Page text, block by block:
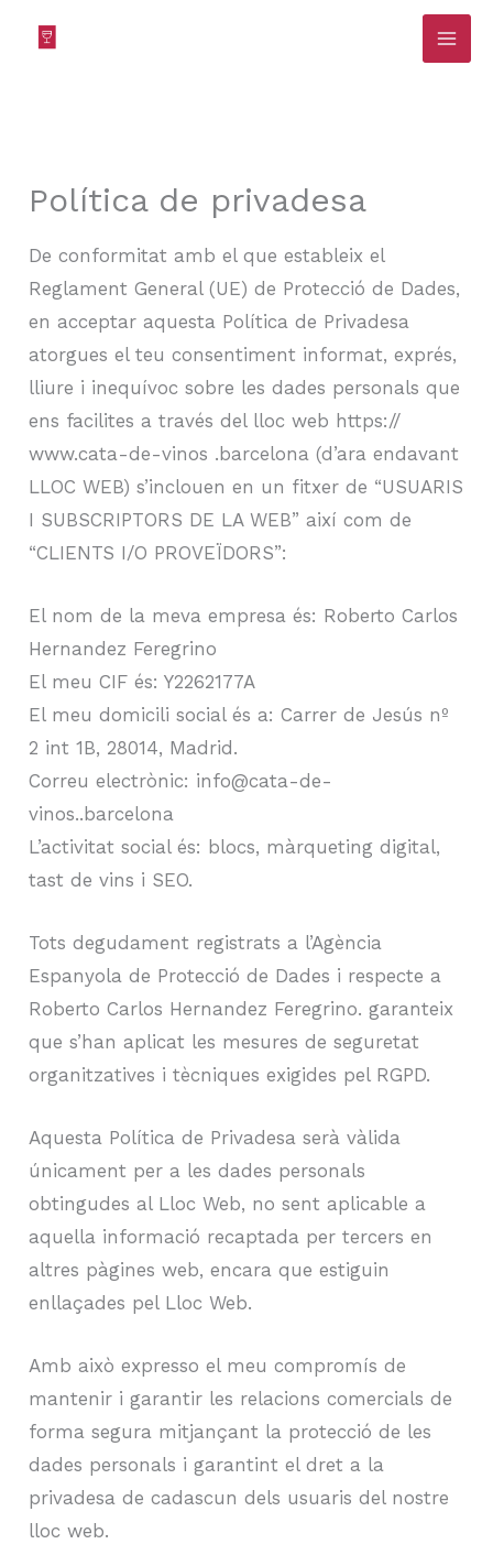
Política de privadesa
De conformitat amb el que estableix el
Reglament General (UE) de Protecció de Dades,
en acceptar aquesta Política de Privadesa
atorgues el teu consentiment informat, exprés,
lliure i inequívoc sobre les dades personals que
ens facilites a través del lloc web https://
www.cata-de-vinos .barcelona (d’ara endavant
LLOC WEB) s’inclouen en un fitxer de “USUARIS
I SUBSCRIPTORS DE LA WEB” així com de
“CLIENTS I/O PROVEÏDORS”:
El nom de la meva empresa és: Roberto Carlos
Hernandez Feregrino
El meu CIF és: Y2262177A
El meu domicili social és a: Carrer de Jesús nº
2 int 1B, 28014, Madrid.
Correu electrònic: info@cata-de-
vinos..barcelona
L’activitat social és: blocs, màrqueting digital,
tast de vins i SEO.
Tots degudament registrats a l’Agència
Espanyola de Protecció de Dades i respecte a
Roberto Carlos Hernandez Feregrino. garanteix
que s’han aplicat les mesures de seguretat
organitzatives i tècniques exigides pel RGPD.
Aquesta Política de Privadesa serà vàlida
únicament per a les dades personals
obtingudes al Lloc Web, no sent aplicable a
aquella informació recaptada per tercers en
altres pàgines web, encara que estiguin
enllaçades pel Lloc Web.
Amb això expresso el meu compromís de
mantenir i garantir les relacions comercials de
forma segura mitjançant la protecció de les
dades personals i garantint el dret a la
privadesa de cadascun dels usuaris del nostre
lloc web.